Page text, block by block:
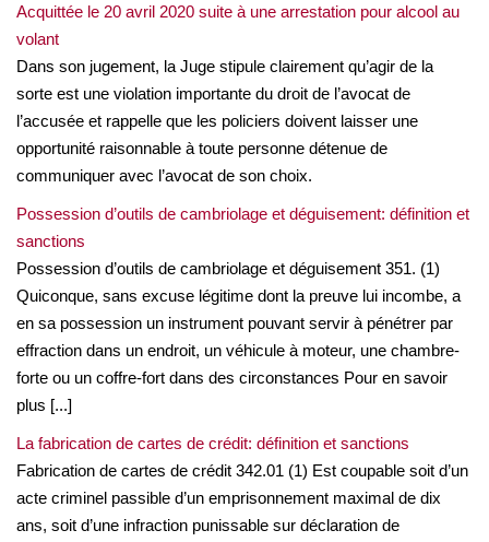
Acquittée le 20 avril 2020 suite à une arrestation pour alcool au
volant
Dans son jugement, la Juge stipule clairement qu’agir de la
sorte est une violation importante du droit de l’avocat de
l’accusée et rappelle que les policiers doivent laisser une
opportunité raisonnable à toute personne détenue de
communiquer avec l’avocat de son choix.
Possession d’outils de cambriolage et déguisement: définition et
sanctions
Possession d’outils de cambriolage et déguisement 351. (1)
Quiconque, sans excuse légitime dont la preuve lui incombe, a
en sa possession un instrument pouvant servir à pénétrer par
effraction dans un endroit, un véhicule à moteur, une chambre-
forte ou un coffre-fort dans des circonstances Pour en savoir
plus [...]
La fabrication de cartes de crédit: définition et sanctions
Fabrication de cartes de crédit 342.01 (1) Est coupable soit d’un
acte criminel passible d’un emprisonnement maximal de dix
ans, soit d’une infraction punissable sur déclaration de